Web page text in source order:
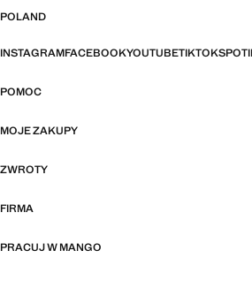
POLAND
INSTAGRAMFACEBOOKYOUTUBETIKTOK
POMOC
MOJE ZAKUPY
ZWROTY
FIRMA
PRACUJ W MANGO